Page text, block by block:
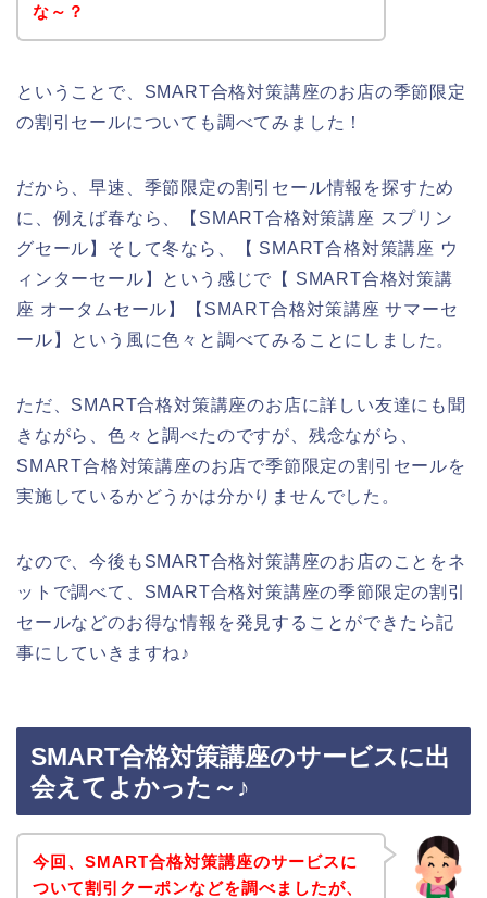
な～？
ということで、SMART合格対策講座のお店の季節限定
の割引セールについても調べてみました！
だから、早速、季節限定の割引セール情報を探すため
に、例えば春なら、【SMART合格対策講座 スプリン
グセール】そして冬なら、【 SMART合格対策講座 ウ
ィンターセール】という感じで【 SMART合格対策講
座 オータムセール】【SMART合格対策講座 サマーセ
ール】という風に色々と調べてみることにしました。
ただ、SMART合格対策講座のお店に詳しい友達にも聞
きながら、色々と調べたのですが、残念ながら、
SMART合格対策講座のお店で季節限定の割引セールを
実施しているかどうかは分かりませんでした。
なので、今後もSMART合格対策講座のお店のことをネ
ットで調べて、SMART合格対策講座の季節限定の割引
セールなどのお得な情報を発見することができたら記
事にしていきますね♪
SMART合格対策講座のサービスに出
会えてよかった～♪
今回、SMART合格対策講座のサービスに
ついて割引クーポンなどを調べましたが、